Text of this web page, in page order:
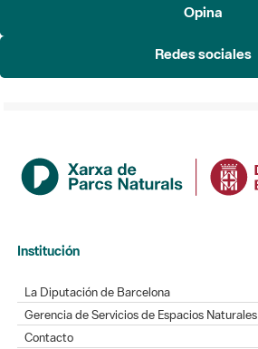
Opina
Redes sociales
Institución
La Diputación de Barcelona
Gerencia de Servicios de Espacios Naturales
Contacto